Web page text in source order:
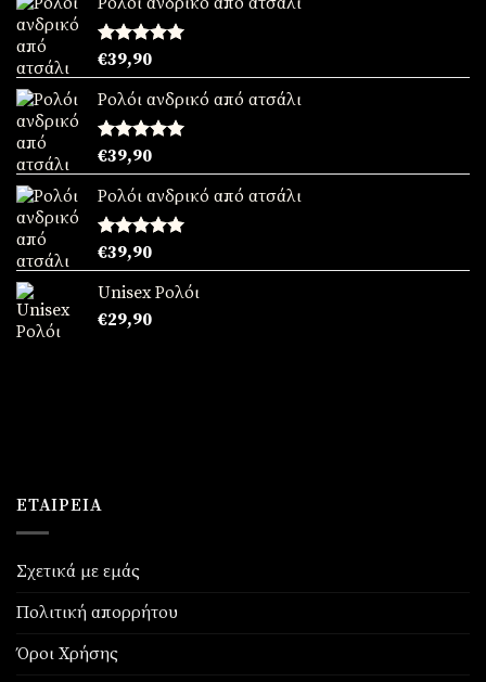
Βαθμολογήθηκε
με5.00
από 5
€39,90
Ρολόι ανδρικό από ατσάλι
Βαθμολογήθηκε
με5.00
από 5
€39,90
Ρολόι ανδρικό από ατσάλι
Βαθμολογήθηκε
με5.00
από 5
€39,90
Unisex Ρολόι
€29,90
ΕΤΑΙΡΕΊΑ
Σχετικά με εμάς
Πολιτική απορρήτου
Όροι Χρήσης